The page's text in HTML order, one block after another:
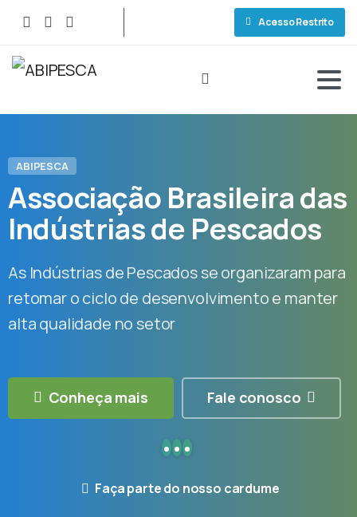
Acesso Restrito
ABIPESCA
Associação Brasileiradas
Indústriasde Pescados
As Indústrias de Pescados se organizaram para
retomar o ciclo de desenvolvimento e manter
alta qualidade no setor
Conheça mais Fale conosco
Faça parte do nosso cardume